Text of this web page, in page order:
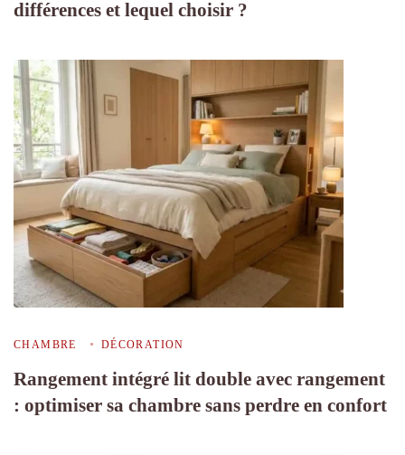
différences et lequel choisir ?
CHAMBRE DÉCORATION
Rangement intégré lit double avec rangement
: optimiser sa chambre sans perdre en confort